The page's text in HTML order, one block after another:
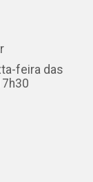
feira das